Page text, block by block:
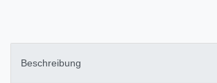
Beschreibung